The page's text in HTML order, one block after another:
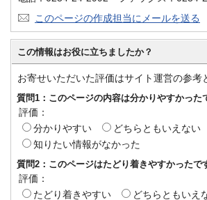
このページの作成担当にメールを送る
この情報はお役に立ちましたか？
お寄せいただいた評価はサイト運営の参考
質問1：このページの内容は分かりやすかった
評価：
分かりやすい
どちらともいえない
知りたい情報がなかった
質問2：このページはたどり着きやすかったで
評価：
たどり着きやすい
どちらともいえ